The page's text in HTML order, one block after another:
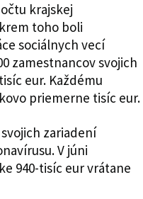
krajskej
toho boli
sociálnych vecí
zamestnancov svojich
eur. Každému
priemerne tisíc eur.
zariadení
V júni
940-tisíc eur vrátane